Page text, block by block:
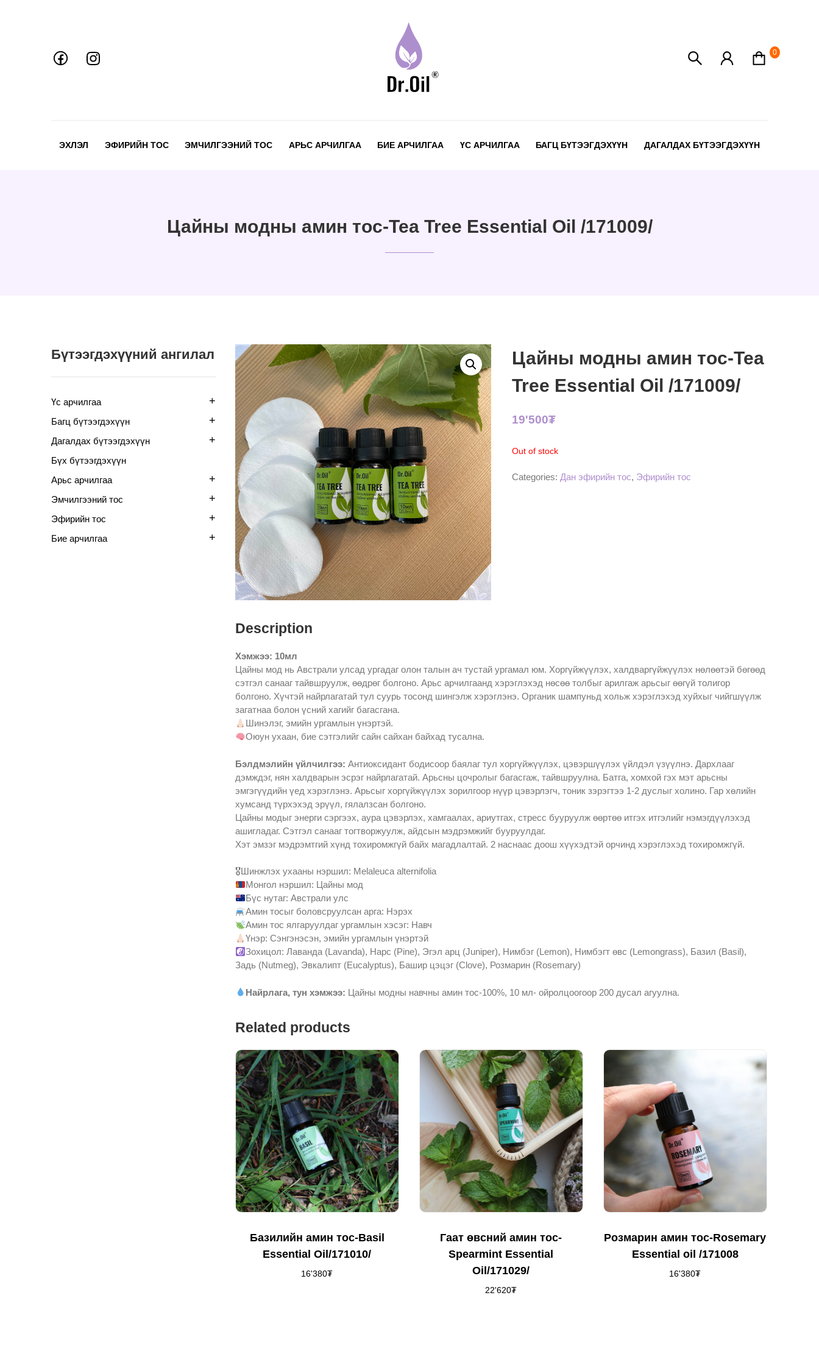
0
ЭХЛЭЛ ЭФИРИЙН ТОС ЭМЧИЛГЭЭНИЙ ТОС АРЬС АРЧИЛГАА БИЕ АРЧИЛГАА ҮС АРЧИЛГАА БАГЦ БҮТЭЭГДЭХҮҮН ДАГАЛДАХ БҮТЭЭГДЭХҮҮН
Цайны модны амин тос-Tea Tree Essential Oil /171009/
Бүтээгдэхүүний ангилал
Үс арчилгаа +
Багц бүтээгдэхүүн +
Дагалдах бүтээгдэхүүн +
Бүх бүтээгдэхүүн
Арьс арчилгаа
+
Эмчилгээний тос +
Эфирийн тос +
Бие арчилгаа +
Цайны модны амин тос-Tea
Tree Essential Oil /171009/
19'500₮
Out of stock
Categories: Дан эфирийн тос, Эфирийн тос
Description
Хэмжээ: 10мл
Цайны мод нь Австрали улсад ургадаг олон талын ач тустай ургамал юм. Хоргүйжүүлэх, халдваргүйжүүлэх нөлөөтэй бөгөөд
сэтгэл санааг тайвшруулж, өөдрөг болгоно. Арьс арчилгаанд хэрэглэхэд нөсөө толбыг арилгаж арьсыг өөгүй толигор
болгоно. Хүчтэй найрлагатай тул суурь тосонд шингэлж хэрэглэнэ. Органик шампуньд хольж хэрэглэхэд хуйхыг чийгшүүлж
загатнаа болон үсний хагийг багасгана.
Шинэлэг, эмийн ургамлын үнэртэй.
Оюун ухаан, бие сэтгэлийг сайн сайхан байхад тусална.
Бэлдмэлийн үйлчилгээ: Антиоксидант бодисоор баялаг тул хоргүйжүүлэх, цэвэршүүлэх үйлдэл үзүүлнэ. Дархлааг
дэмждэг, нян халдварын эсрэг найрлагатай. Арьсны цочролыг багасгаж, тайвшруулна. Батга, хомхой гэх мэт арьсны
эмгэгүүдийн үед хэрэглэнэ. Арьсыг хоргүйжүүлэх зорилгоор нүүр цэвэрлэгч, тоник зэрэгтээ 1-2 дуслыг холино. Гар хөлийн
хумсанд түрхэхэд эрүүл, гялалзсан болгоно.
Цайны модыг энерги сэргээх, аура цэвэрлэх, хамгаалах, ариутгах, стресс бууруулж өөртөө итгэх итгэлийг нэмэгдүүлэхэд
ашигладаг. Сэтгэл санааг тогтворжуулж, айдсын мэдрэмжийг бууруулдаг.
Хэт эмзэг мэдрэмтгий хүнд тохиромжгүй байх магадлалтай. 2 наснаас доош хүүхэдтэй орчинд хэрэглэхэд тохиромжгүй.
🎖Шинжлэх ухааны нэршил: Melaleuca alternifolia
Монгол нэршил: Цайны мод
Бүс нутаг: Австрали улс
Амин тосыг боловсруулсан арга: Нэрэх
Амин тос ялгаруулдаг ургамлын хэсэг: Навч
Үнэр: Сэнгэнэсэн, эмийн ургамлын үнэртэй
Зохицол: Лаванда (Lavanda), Нарс (Pine), Эгэл арц (Juniper), Нимбэг (Lemon), Нимбэгт өвс (Lemongrass), Базил (Basil),
Задь (Nutmeg), Эвкалипт (Eucalyptus), Башир цэцэг (Clove), Розмарин (Rosemary)
Найрлага, тун хэмжээ: Цайны модны навчны амин тос-100%, 10 мл- ойролцоогоор 200 дусал агуулна.
Related products
Базилийн амин тос-Basil
Essential Oil/171010/
16'380₮
Гаат өвсний амин тос-
Spearmint Essential
Oil/171029/
22'620₮
Розмарин амин тоc-Rosemary
Essential oil /171008
16'380₮